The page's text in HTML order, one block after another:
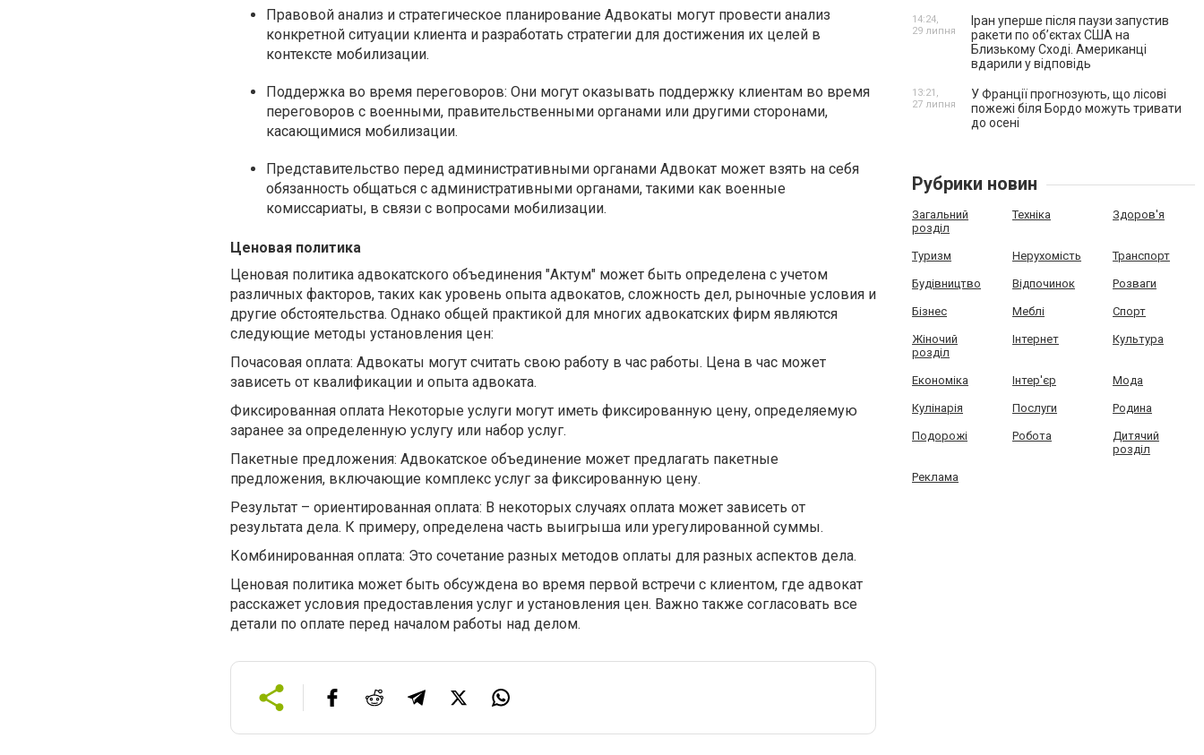
Правовой анализ и стратегическое планирование Адвокаты могут провести анализ
конкретной ситуации клиента и разработать стратегии для достижения их целей в
контексте мобилизации.
Поддержка во время переговоров: Они могут оказывать поддержку клиентам во время
переговоров с военными, правительственными органами или другими сторонами,
касающимися мобилизации.
Представительство перед административными органами Адвокат может взять на себя
обязанность общаться с административными органами, такими как военные
комиссариаты, в связи с вопросами мобилизации.
Ценовая политика
Ценовая политика адвокатского объединения "Актум" может быть определена с учетом
различных факторов, таких как уровень опыта адвокатов, сложность дел, рыночные условия и
другие обстоятельства. Однако общей практикой для многих адвокатских фирм являются
следующие методы установления цен:
Почасовая оплата: Адвокаты могут считать свою работу в час работы. Цена в час может
зависеть от квалификации и опыта адвоката.
Фиксированная оплата Некоторые услуги могут иметь фиксированную цену, определяемую
заранее за определенную услугу или набор услуг.
Пакетные предложения: Адвокатское объединение может предлагать пакетные
предложения, включающие комплекс услуг за фиксированную цену.
Результат – ориентированная оплата: В некоторых случаях оплата может зависеть от
результата дела. К примеру, определена часть выигрыша или урегулированной суммы.
Комбинированная оплата: Это сочетание разных методов оплаты для разных аспектов дела.
Ценовая политика может быть обсуждена во время первой встречи с клиентом, где адвокат
расскажет условия предоставления услуг и установления цен. Важно также согласовать все
детали по оплате перед началом работы над делом.
Іран уперше після паузи запустив
ракети по обʼєктах США на
Близькому Сході. Американці
вдарили у відповідь
14:24,
29 липня
У Франції прогнозують, що лісові
пожежі біля Бордо можуть тривати
до осені
13:21,
27 липня
Рубрики новин
Загальний
розділ
Техніка Здоров'я
Туризм Нерухомість Транспорт
Будівництво Відпочинок Розваги
Бізнес Меблі Спорт
Жіночий
розділ
Інтернет Культура
Економіка Інтер'єр Мода
Кулінарія Послуги Родина
Подорожі Робота
Дитячий
розділ
Реклама